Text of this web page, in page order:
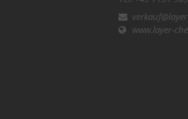
www.layer-